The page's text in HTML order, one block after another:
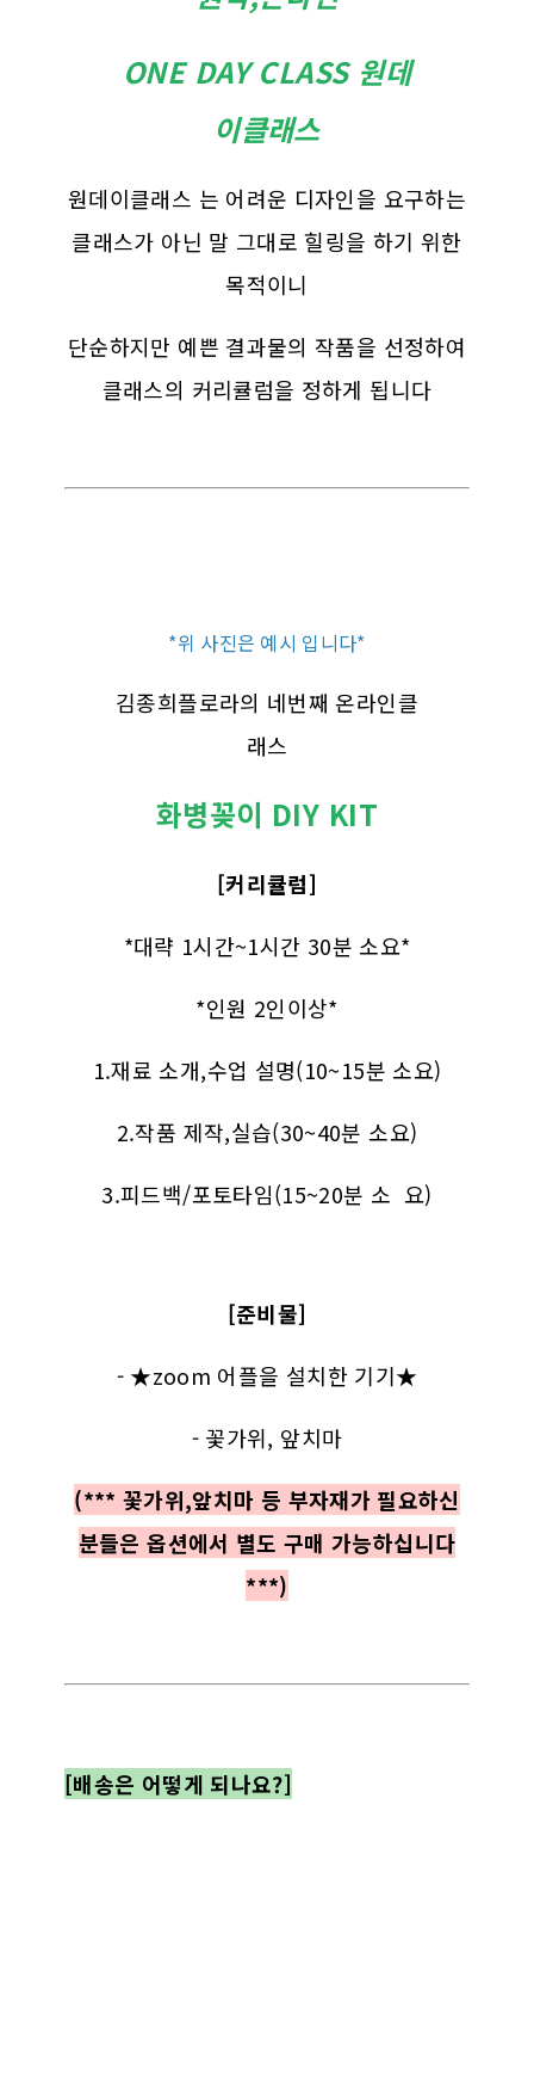
ONE DAY CLASS 원데
이클래스
원데이클래스 는 어려운 디자인을 요구하는
클래스가 아닌 말 그대로 힐링을 하기 위한
목적이니
단순하지만 예쁜 결과물의 작품을 선정하여
클래스의 커리큘럼을 정하게 됩니다
*위 사진은 예시 입니다*
김종희플로라의 네번째 온라인클
래스
화병꽂이 DIY KIT
[커리큘럼]
*대략 1시간~1시간 30분 소요*
*인원 2인이상*
1.재료 소개,수업 설명(10~15분 소요)
2.작품 제작,실습(30~40분 소요)
3.피드백/포토타임(15~20분 소 요)
[준비물]
- ★zoom 어플을 설치한 기기★
- 꽃가위, 앞치마
(*** 꽃가위,앞치마 등 부자재가 필요하신
분들은 옵션에서 별도 구매 가능하십니다
***)
[배송은 어떻게 되나요?]